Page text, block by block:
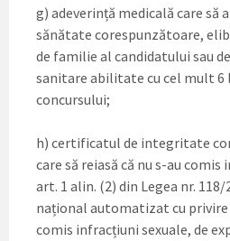
g) adeverință medicală care să
sănătate corespunzătoare,
de familie al candidatului sau
sanitare abilitate cu cel mult
concursului;
h) certificatul de integritate
care să reiasă că nu s-au
art. 1 alin. (2) din Legea nr.
național automatizat cu privire
comis infracțiuni sexuale, de